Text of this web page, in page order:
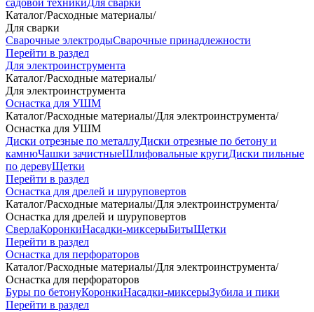
садовой техникиДля сварки
Каталог/Расходные материалы/
Для сварки
Сварочные электродыСварочные принадлежности
Перейти в раздел
Для электроинструмента
Каталог/Расходные материалы/
Для электроинструмента
Оснастка для УШМ
Каталог/Расходные материалы/Для электроинструмента/
Оснастка для УШМ
Диски отрезные по металлуДиски отрезные по бетону и
камнюЧашки зачистныеШлифовальные кругиДиски пильные
по деревуЩетки
Перейти в раздел
Оснастка для дрелей и шуруповертов
Каталог/Расходные материалы/Для электроинструмента/
Оснастка для дрелей и шуруповертов
СверлаКоронкиНасадки-миксерыБитыЩетки
Перейти в раздел
Оснастка для перфораторов
Каталог/Расходные материалы/Для электроинструмента/
Оснастка для перфораторов
Буры по бетонуКоронкиНасадки-миксерыЗубила и пики
Перейти в раздел